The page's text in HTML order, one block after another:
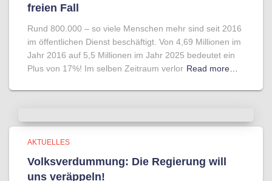
freien Fall
Rund 800.000 – so viele Menschen mehr sind seit 2016
im öffentlichen Dienst beschäftigt. Von 4,69 Millionen im
Jahr 2016 auf 5,5 Millionen im Jahr 2025 bedeutet ein
Plus von 17%! Im selben Zeitraum verlor Read more…
AKTUELLES
Volksverdummung: Die Regierung will
uns veräppeln!